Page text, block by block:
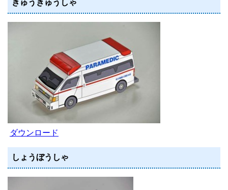
きゅうきゅうしゃ
ダウンロード
しょうぼうしゃ